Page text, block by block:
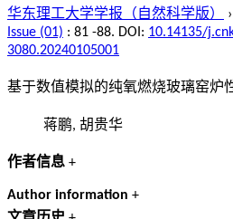
华东理工大学学报（自然科学版）
Issue (01) : 81 -88. DOI: 10.14135/
3080.20240105001
基于数值模拟的纯氧燃烧玻璃窑炉
蒋鹏, 胡贵华
作者信息 +
Author information +